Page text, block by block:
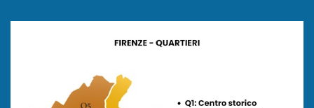
a est con le province di Pistoia e di Firenze, a sud con la provincia di
Lucca Ÿ la Versilia Ÿ la Media Valle del Serchio Ÿ la Garfagnana
Fonte: wikipedia Presenze mafiose e criminali (principali) Le